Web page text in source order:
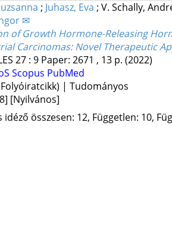
; Juhasz, Eva ; V. Schally,
✉
of Growth Hormone-Releasing
Carcinomas: Novel Therapeutic
27: 9 Paper: 2671 , 13 p. (2022)
Scopus PubMed
| Tudományos
[Nyilvános]
idéző összesen: 12, Független: 10,